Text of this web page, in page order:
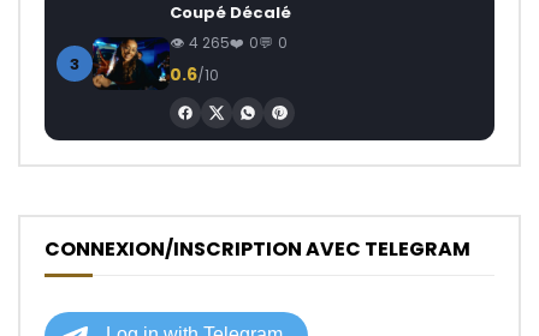
3
Coupé Décalé
4 265 0 0
0.6/10
CONNEXION/INSCRIPTION AVEC TELEGRAM